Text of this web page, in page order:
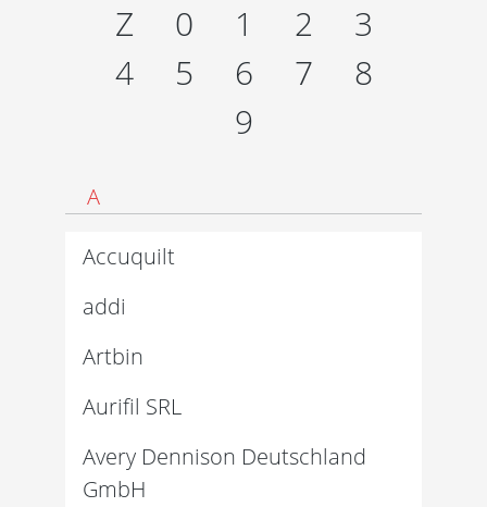
Z
0 1 2
3
4
5 6 7
8
9
A
Accuquilt
addi
Artbin
Aurifil SRL
Avery Dennison Deutschland
GmbH